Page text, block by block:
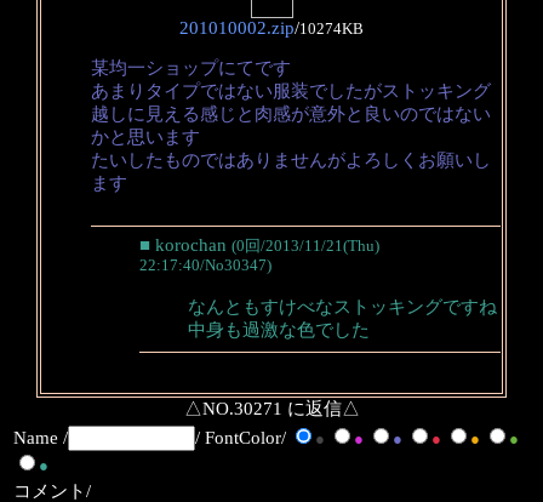
201010002.zip/10274KB
某均一ショップにてです
あまりタイプではない服装でしたがストッキング
越しに見える感じと肉感が意外と良いのではない
かと思います
たいしたものではありませんがよろしくお願いし
ます
■ korochan (0回/2013/11/21(Thu)
22:17:40/No30347)
なんともすけべなストッキングですね
中身も過激な色でした
△NO.30271 に返信△
Name /
/ FontColor/ ● ● ● ● ●
●
●
コメント/